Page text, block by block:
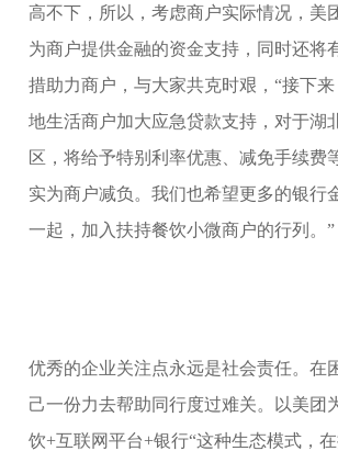
高不下，所以，考虑商户实际情况，美
为商户提供金融的资金支持，同时还将
措助力商户，与大家共克时艰，“接下
地生活商户加大应急贷款支持，对于湖
区，将给予特别利率优惠、减免手续费
实为商户减负。我们也希望更多的银行
一起，加入扶持餐饮小微商户的行列。”
优秀的企业关注点永远是社会责任。在
己一份力去帮助同行度过难关。以美团
饮+互联网平台+银行“这种生态模式，